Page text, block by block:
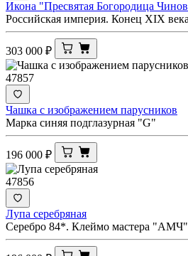
Икона "Пресвятая Богородица
Российская империя. Конец XIX
303 000 ₽
47857
Чашка с изображением парусников
Марка синяя подглазурная "G"
196 000 ₽
47856
Лупа серебряная
Серебро 84*. Клеймо мастера "АМЧ"